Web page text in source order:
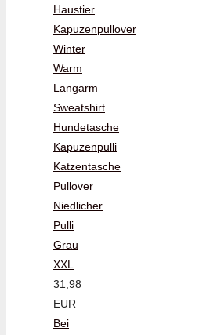
Haustier
Kapuzenpullover
Winter
Warm
Langarm
Sweatshirt
Hundetasche
Kapuzenpulli
Katzentasche
Pullover
Niedlicher
Pulli
Grau
XXL
31,98
EUR
Bei